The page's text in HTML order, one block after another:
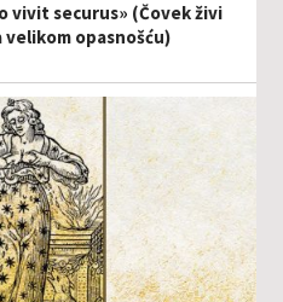
vivit securus» (Čovek živi
velikom opasnošću)